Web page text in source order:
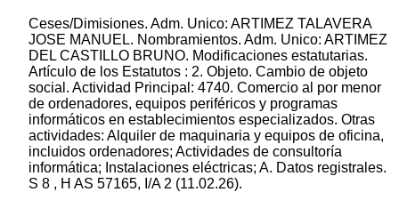
Ceses/Dimisiones. Adm. Unico: ARTIMEZ TALAVERA
JOSE MANUEL. Nombramientos. Adm. Unico: ARTIMEZ
DEL CASTILLO BRUNO. Modificaciones estatutarias.
Artículo de los Estatutos : 2. Objeto. Cambio de objeto
social. Actividad Principal: 4740. Comercio al por menor
de ordenadores, equipos periféricos y programas
informáticos en establecimientos especializados. Otras
actividades: Alquiler de maquinaria y equipos de oficina,
incluidos ordenadores; Actividades de consultoría
informática; Instalaciones eléctricas; A. Datos registrales.
S 8 , H AS 57165, I/A 2 (11.02.26).